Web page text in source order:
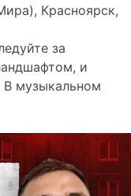
Красноярск,
за
и
В музыкальном